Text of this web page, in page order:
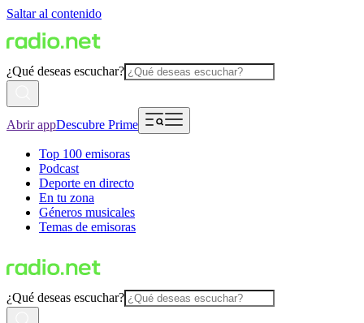
Saltar al contenido
¿Qué deseas escuchar?
Abrir appDescubre Prime
Top 100 emisoras
Podcast
Deporte en directo
En tu zona
Géneros musicales
Temas de emisoras
¿Qué deseas escuchar?